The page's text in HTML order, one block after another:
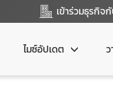
เข้าร่วมธุรกิจกั
ไมซ์อัปเดต